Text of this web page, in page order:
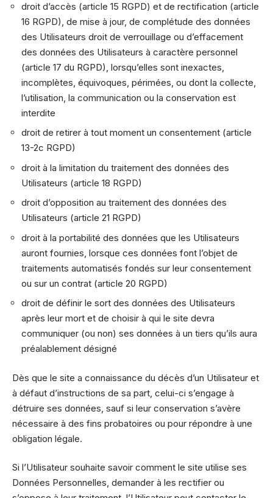
droit d’accès (article 15 RGPD) et de rectification (article
16 RGPD), de mise à jour, de complétude des données
des Utilisateurs droit de verrouillage ou d’effacement
des données des Utilisateurs à caractère personnel
(article 17 du RGPD), lorsqu’elles sont inexactes,
incomplètes, équivoques, périmées, ou dont la collecte,
l’utilisation, la communication ou la conservation est
interdite
droit de retirer à tout moment un consentement (article
13-2c RGPD)
droit à la limitation du traitement des données des
Utilisateurs (article 18 RGPD)
droit d’opposition au traitement des données des
Utilisateurs (article 21 RGPD)
droit à la portabilité des données que les Utilisateurs
auront fournies, lorsque ces données font l’objet de
traitements automatisés fondés sur leur consentement
ou sur un contrat (article 20 RGPD)
droit de définir le sort des données des Utilisateurs
après leur mort et de choisir à qui le site devra
communiquer (ou non) ses données à un tiers qu’ils aura
préalablement désigné
Dès que le site a connaissance du décès d’un Utilisateur et
à défaut d’instructions de sa part, celui-ci s’engage à
détruire ses données, sauf si leur conservation s’avère
nécessaire à des fins probatoires ou pour répondre à une
obligation légale.
Si l’Utilisateur souhaite savoir comment le site utilise ses
Données Personnelles, demander à les rectifier ou